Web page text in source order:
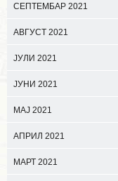
СЕПТЕМБАР 2021
АВГУСТ 2021
ЈУЛИ 2021
ЈУНИ 2021
МАЈ 2021
АПРИЛ 2021
МАРТ 2021